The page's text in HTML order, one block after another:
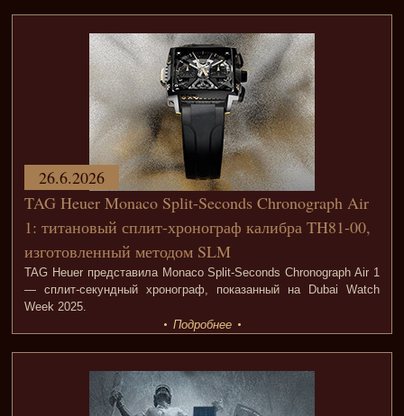
TAG Heuer Monaco Split-Seconds Chronograph Air
1: титановый сплит-хронограф калибра TH81-00,
изготовленный методом SLM
TAG Heuer представила Monaco Split-Seconds Chronograph Air 1
— сплит-секундный хронограф, показанный на Dubai Watch
Week 2025.
26.6.2026
Подробнее